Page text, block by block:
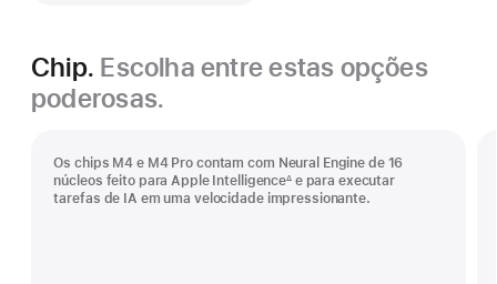
Chip. Escolha entre estas opções
poderosas.
Os chips M4 e M4 Pro contam com Neural Engine de 16
núcleos feito para Apple Intelligence
de
∆e para executar
tarefas de IA em uma velocidade impressionante.